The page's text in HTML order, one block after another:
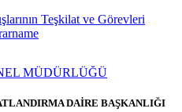
Teşkilat ve Görevleri
DAİRE BAŞKANLIĞI